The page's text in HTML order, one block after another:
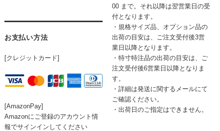
お支払い方法
[クレジットカード]
[AmazonPay]
Amazonにご登録のアカウント情
報でサインインしてください
00 まで。それ以降は翌営業日の受
付となります。
・規格サイズ品、オプション品の
出荷の目安は、ご注文受付後3営
業日以降となります。
・特寸特注品の出荷の目安は、ご
注文受付後6営業日以降となりま
す。
・詳細は発送に関するメールにて
ご確認ください。
・出荷日のご指定はできません。